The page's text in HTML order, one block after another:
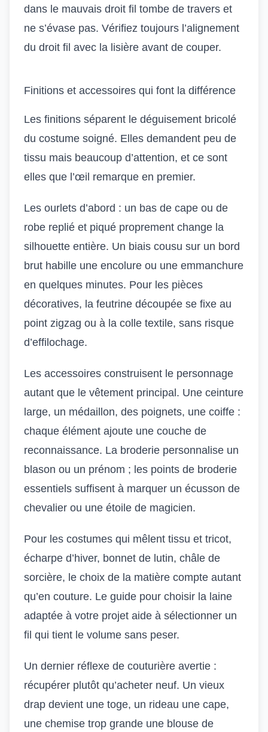
dans le mauvais droit fil tombe de travers et
ne s’évase pas. Vérifiez toujours l’alignement
du droit fil avec la lisière avant de couper.
Finitions et accessoires qui font la différence
Les finitions séparent le déguisement bricolé
du costume soigné. Elles demandent peu de
tissu mais beaucoup d’attention, et ce sont
elles que l’œil remarque en premier.
Les ourlets d’abord : un bas de cape ou de
robe replié et piqué proprement change la
silhouette entière. Un biais cousu sur un bord
brut habille une encolure ou une emmanchure
en quelques minutes. Pour les pièces
décoratives, la feutrine découpée se fixe au
point zigzag ou à la colle textile, sans risque
d’effilochage.
Les accessoires construisent le personnage
autant que le vêtement principal. Une ceinture
large, un médaillon, des poignets, une coiffe :
chaque élément ajoute une couche de
reconnaissance. La broderie personnalise un
blason ou un prénom ; les points de broderie
essentiels suffisent à marquer un écusson de
chevalier ou une étoile de magicien.
Pour les costumes qui mêlent tissu et tricot,
écharpe d’hiver, bonnet de lutin, châle de
sorcière, le choix de la matière compte autant
qu’en couture. Le guide pour choisir la laine
adaptée à votre projet aide à sélectionner un
fil qui tient le volume sans peser.
Un dernier réflexe de couturière avertie :
récupérer plutôt qu’acheter neuf. Un vieux
drap devient une toge, un rideau une cape,
une chemise trop grande une blouse de